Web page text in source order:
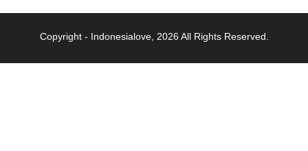
Copyright - Indonesialove, 2026 All Rights Reserved.